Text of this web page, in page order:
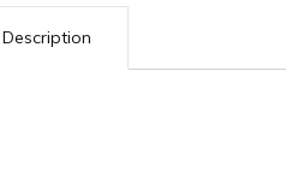
Description